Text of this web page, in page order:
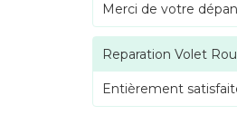
Merci de votre
Reparation Volet
Entièrement